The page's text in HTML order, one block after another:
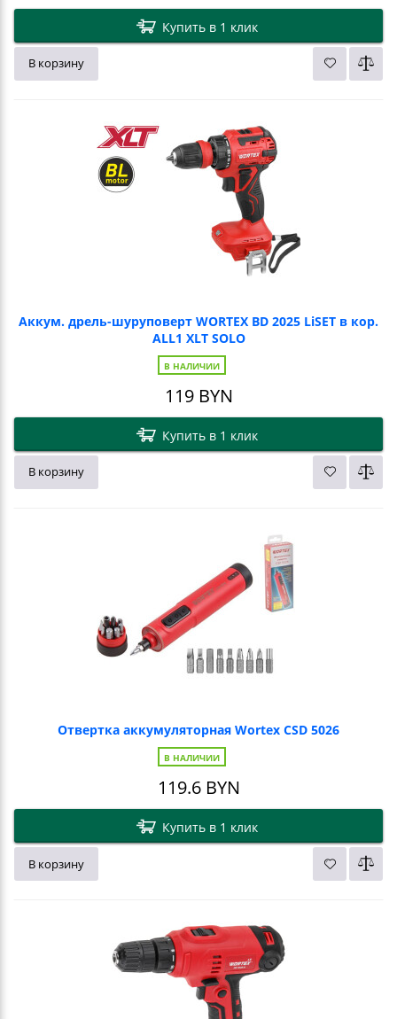
Купить в 1 клик
В корзину
Аккум. дрель-шуруповерт WORTEX BD 2025 LiSET в кор.
ALL1 XLT SOLO
В НАЛИЧИИ
119BYN
Купить в 1 клик
В корзину
Отвертка аккумуляторная Wortex CSD 5026
В НАЛИЧИИ
119.6BYN
Купить в 1 клик
В корзину